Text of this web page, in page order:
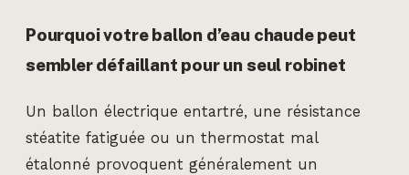
Pourquoi votre ballon d’eau chaude peut
sembler défaillant pour un seul robinet
Un ballon électrique entartré, une résistance
stéatite fatiguée ou un thermostat mal
étalonné provoquent généralement un